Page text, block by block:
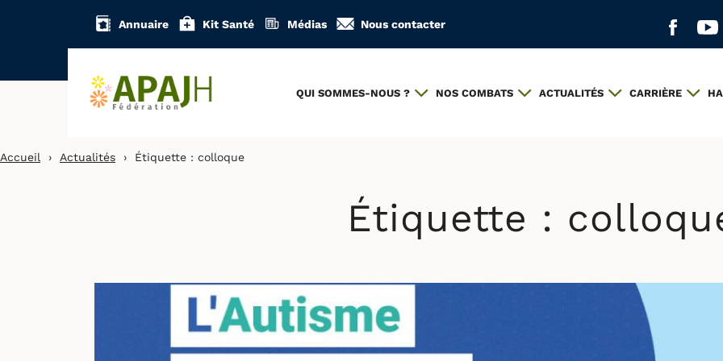
Annuaire Kit Santé Médias Nous contacter
Aller
QUI SOMMES-NOUS ? NOS COMBATS ACTUALITÉS CARRIÈRE
Accueil › Actualités › Étiquette : colloque
Étiquette :